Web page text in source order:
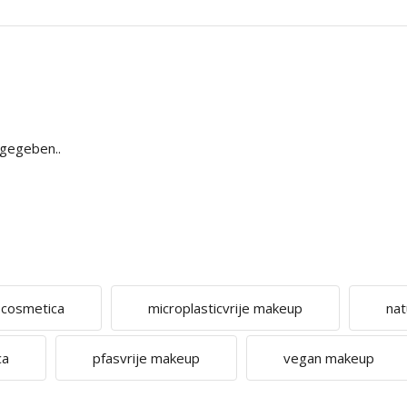
microplasticvrije makeup
pfasvrije makeup vegan makeup